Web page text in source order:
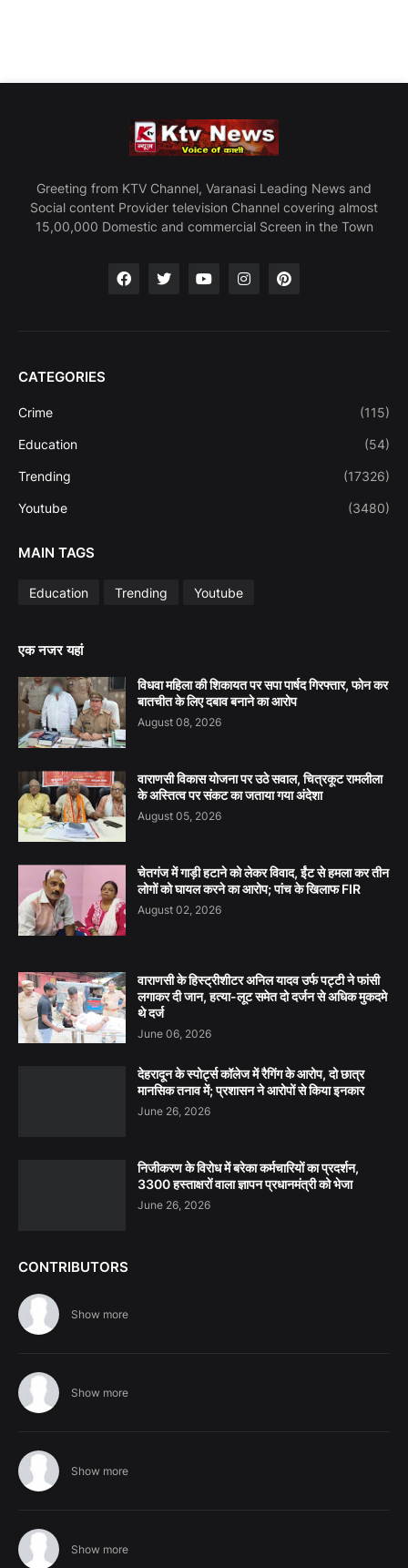
Greeting from KTV Channel, Varanasi Leading News and
Social content Provider television Channel covering almost
15,00,000 Domestic and commercial Screen in the Town
CATEGORIES
Crime (115)
Education (54)
Trending (17326)
Youtube (3480)
MAIN TAGS
Education Trending Youtube
एक नजर यहां
विधवा महिला की शिकायत पर सपा पार्षद गिरफ्तार, फोन कर
बातचीत के लिए दबाव बनाने का आरोप
August 08, 2026
वाराणसी विकास योजना पर उठे सवाल, चित्रकूट रामलीला
के अस्तित्व पर संकट का जताया गया अंदेशा
August 05, 2026
चेतगंज में गाड़ी हटाने को लेकर विवाद, ईंट से हमला कर तीन
लोगों को घायल करने का आरोप; पांच के खिलाफ FIR
August 02, 2026
वाराणसी के हिस्ट्रीशीटर अनिल यादव उर्फ पट्टी ने फांसी
लगाकर दी जान, हत्या-लूट समेत दो दर्जन से अधिक मुकदमे
थे दर्ज
June 06, 2026
देहरादून के स्पोर्ट्स कॉलेज में रैगिंग के आरोप, दो छात्र
मानसिक तनाव में; प्रशासन ने आरोपों से किया इनकार
June 26, 2026
निजीकरण के विरोध में बरेका कर्मचारियों का प्रदर्शन,
3300 हस्ताक्षरों वाला ज्ञापन प्रधानमंत्री को भेजा
June 26, 2026
CONTRIBUTORS
Show more
Show more
Show more
Show more